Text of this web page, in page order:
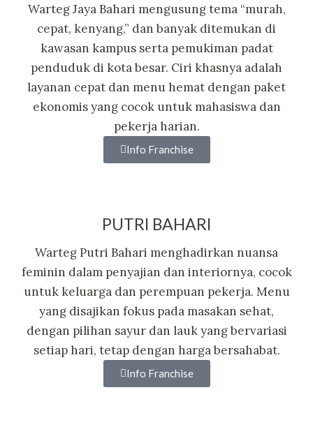
Warteg Jaya Bahari mengusung tema “murah,
cepat, kenyang,” dan banyak ditemukan di
kawasan kampus serta pemukiman padat
penduduk di kota besar. Ciri khasnya adalah
layanan cepat dan menu hemat dengan paket
ekonomis yang cocok untuk mahasiswa dan
pekerja harian.
Info Franchise
PUTRI BAHARI
Warteg Putri Bahari menghadirkan nuansa
feminin dalam penyajian dan interiornya, cocok
untuk keluarga dan perempuan pekerja. Menu
yang disajikan fokus pada masakan sehat,
dengan pilihan sayur dan lauk yang bervariasi
setiap hari, tetap dengan harga bersahabat.
Info Franchise